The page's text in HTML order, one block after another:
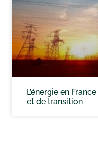
L’énergie en
et de transition